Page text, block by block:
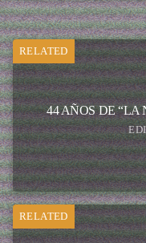
RELATED
44 AÑOS DE
RELATED